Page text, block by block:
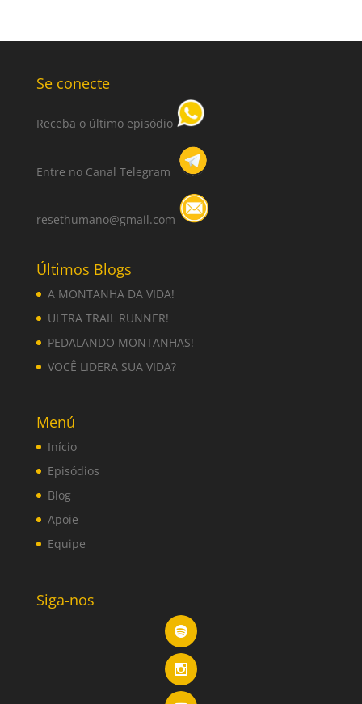
Se conecte
Receba o último episódio
Entre no Canal Telegram
resethumano@gmail.com
Últimos Blogs
A MONTANHA DA VIDA!
ULTRA TRAIL RUNNER!
PEDALANDO MONTANHAS!
VOCÊ LIDERA SUA VIDA?
Menú
Início
Episódios
Blog
Apoie
Equipe
Siga-nos